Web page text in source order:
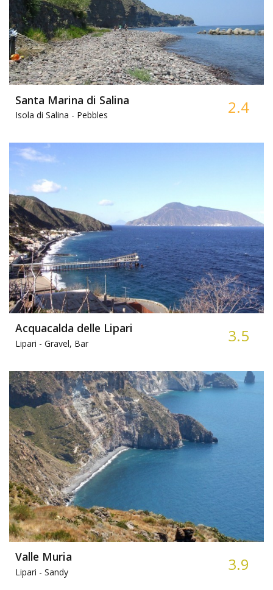
Santa Marina di Salina
Isola di Salina - Pebbles 2.4
Acquacalda delle Lipari
Lipari - Gravel, Bar 3.5
Valle Muria
Lipari - Sandy 3.9